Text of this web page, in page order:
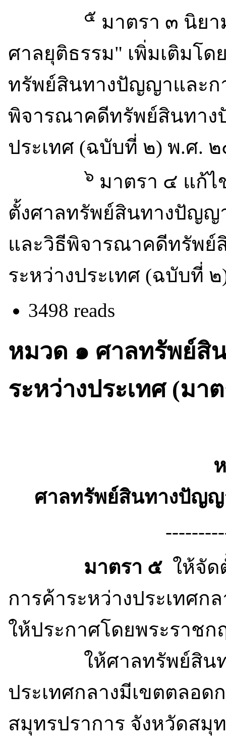
๕ มาตรา ๓ นิย
ศาลยุติธรรม" เพิ่มเติมโ
ทรัพย์สินทางปัญญาและก
พิจารณาคดีทรัพย์สินทาง
ประเทศ (ฉบับที่ ๒) พ.ศ.
๖ มาตรา ๔ แก้
ตั้งศาลทรัพย์สินทางปัญญ
และวิธีพิจารณาคดีทรัพ
ระหว่างประเทศ (ฉบับที่
3498 reads
หมวด ๑ ศาลทรัพย์สิ
ระหว่างประเทศ (มา
ศาลทรัพย์สินทางปัญญ
มาตรา ๕ ให้จั
การค้าระหว่างประเทศก
ให้ประกาศโดยพระราชก
ให้ศาลทรัพย์สินทาง
ประเทศกลางมีเขตตลอด
สมุทรปราการ จังหวัดสมุ